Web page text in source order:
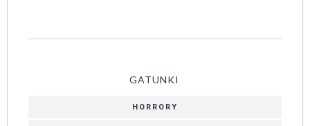
GATUNKI
HORRORY